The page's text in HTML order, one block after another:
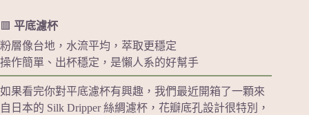
🟥 平底濾杯
粉層像台地，水流平均，萃取更穩定
操作簡單、出杯穩定，是懶人系的好幫手
如果看完你對平底濾杯有興趣，我們最近開箱了一顆來
自日本的 Silk Dripper 絲綢濾杯，花瓣底孔設計很特別，